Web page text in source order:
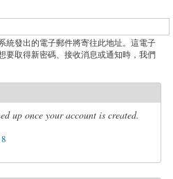
統發出的電子郵件將寄往此地址。這電子
要取得新密碼、接收消息或通知時，我們
up once your account is created.